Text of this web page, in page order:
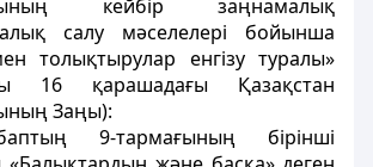
кейбір заңнамалық
салу мәселелері бойынша
толықтырулар енгізу туралы»
16 қарашадағы Қазақстан
Заңы):
9-тармағының бірінші